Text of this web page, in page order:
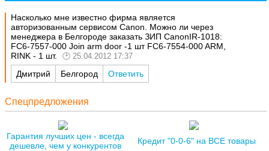
Насколько мне известно фирма является
авторизованным сервисом Canon. Можно ли через
менеджера в Белгороде заказать ЗИП CanonIR-1018:
FC6-7557-000 Join arm door -1 шт FC6-7554-000 ARM,
RINK - 1 шт.
25.04.2012 17:37
Дмитрий Белгород Ответить
Спецпредложения
Гарантия лучших цен - всегда
дешевле, чем у конкурентов
Кредит "0-0-6" на ВСЕ товары